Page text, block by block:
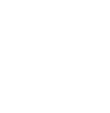
men at borgerne
end at tage sig af problemerne.
bliver lagt på vores
til en større indsats. Hvor
bedre sikring af vinduer
politikreds 40.000
enkelte grundejerforeninger